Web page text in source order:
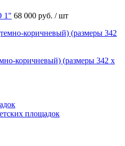
1" 68 000 руб. / шт
коричневый) (размеры 342 х
площадок